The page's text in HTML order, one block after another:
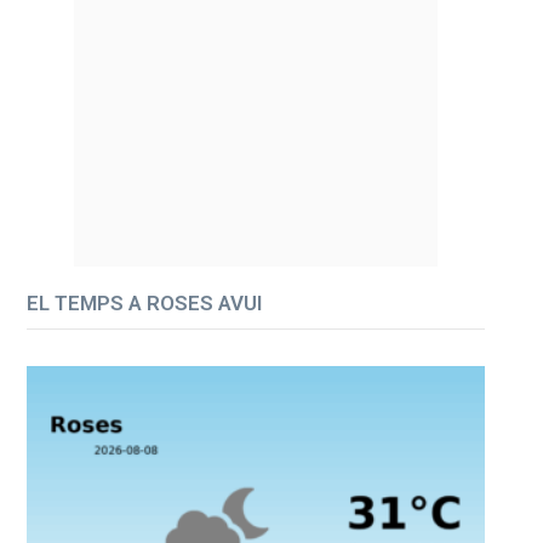
EL TEMPS A ROSES AVUI